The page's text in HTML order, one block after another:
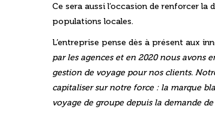
Ce sera aussi l’occasion de renforcer
populations locales.
L’entreprise pense dès à présent aux
par les agences et en 2020 nous avons
gestion de voyage pour nos clients.
capitaliser sur notre force : la marque
voyage de groupe depuis la demande